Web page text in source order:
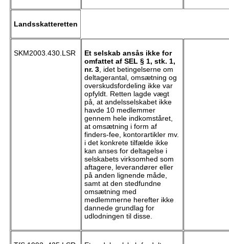
Landsskatteretten
SKM2003.430.LSR
Et selskab ansås ikke for
omfattet af SEL § 1, stk. 1,
nr. 3, idet betingelserne om
deltagerantal, omsætning og
overskudsfordeling ikke var
opfyldt. Retten lagde vægt
på, at andelsselskabet ikke
havde 10 medlemmer
gennem hele indkomståret,
at omsætning i form af
finders-fee, kontorartikler mv.
i det konkrete tilfælde ikke
kan anses for deltagelse i
selskabets virksomhed som
aftagere, leverandører eller
på anden lignende måde,
samt at den stedfundne
omsætning med
medlemmerne herefter ikke
dannede grundlag for
udlodningen til disse.